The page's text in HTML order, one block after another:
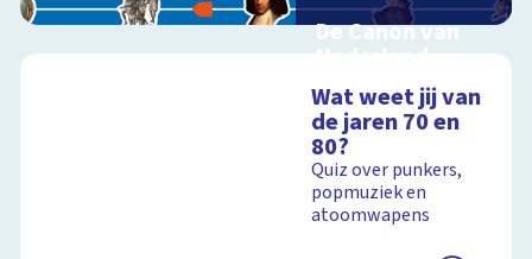
De Canon van
Nederland
schoolplaat over de
Canon
Schoolplaat
Wat weet jij van
de jaren 70 en
80?
Quiz over punkers,
popmuziek en
atoomwapens